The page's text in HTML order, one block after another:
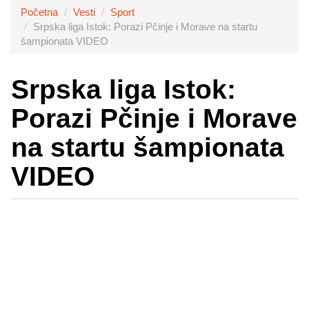
Početna Vesti
Sport
Srpska liga Istok: Porazi Pčinje i Morave na startu
šampionata VIDEO
Srpska liga Istok:
Porazi Pčinje i Morave
na startu šampionata
VIDEO